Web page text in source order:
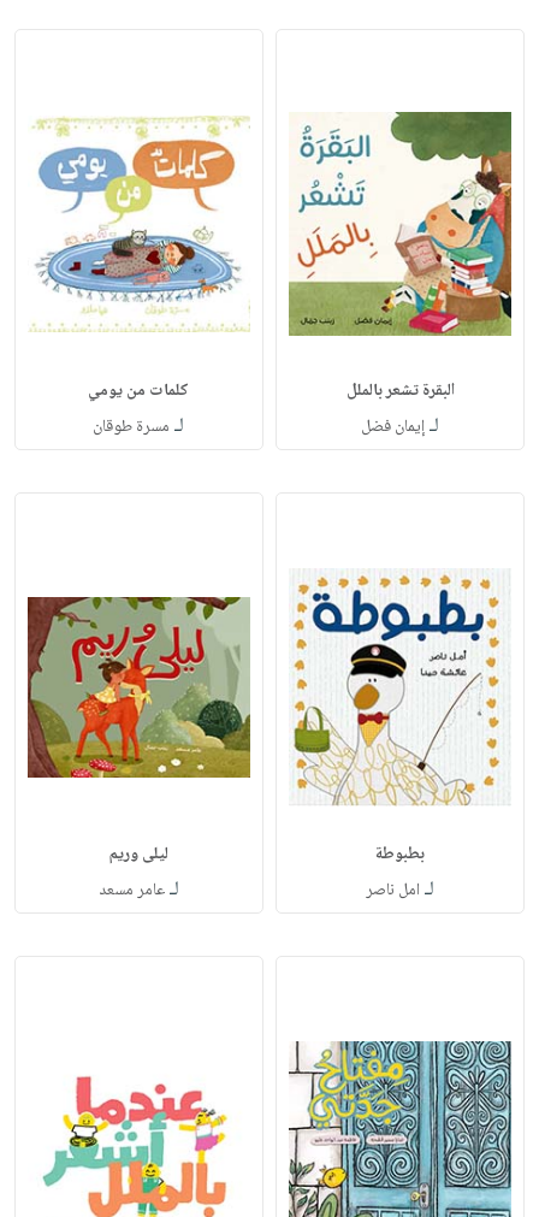
البقرة تشعر بالملل
لـإيمان فضل
كلمات من يومي
لـ مسرة طوقان
بطبوطة
لـ امل ناصر
ليلى وريم
لـعامر مسعد